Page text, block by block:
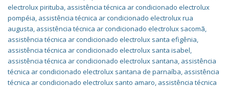
electrolux pirituba, assistência técnica ar condicionado electrolux
pompéia, assistência técnica ar condicionado electrolux rua
augusta, assistência técnica ar condicionado electrolux sacomã,
assistência técnica ar condicionado electrolux santa efigênia,
assistência técnica ar condicionado electrolux santa isabel,
assistência técnica ar condicionado electrolux santana, assistência
técnica ar condicionado electrolux santana de parnaíba, assistência
técnica ar condicionado electrolux santo amaro, assistência técnica